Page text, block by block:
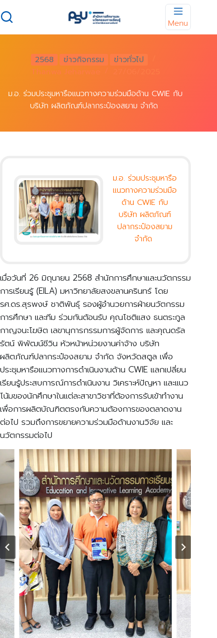
to
Menu
2568 ข่าวกิจกรรม
ข่าวทั่วไป
Thanwa Jeharwae
ม.อ. ร่วมประชุมหารือแนวทางความร่วมมือด้าน CWIE กับ
บริษัท ผลิตภัณฑ์ปลากระป๋องสยาม จำกัด
ม.อ. ร่วมประชุมหารือ
แนวทางความร่วมมือ
ด้าน CWIE กับ
บริษัท ผลิตภัณฑ์
ปลากระป๋องสยาม
จำกัด
เมื่อวันที่ 26 มิถุนายน 2568 สำนักการศึกษาและนวัตกรรม
การเรียนรู้ (EILA) มหาวิทยาลัยสงขลานครินทร์ โดย
รศ.ดร.สุรพงษ์ ชาติพันธุ์ รองผู้อำนวยการฝ่ายนวัตกรรม
การศึกษา และทีม ร่วมกันต้อนรับ คุณโชติแสง ธนตระกูล
กาญจนะโฆษิต เลขานุการกรรมการผู้จัดการ และคุณดรัล
รัตน์ พิพัฒน์ชีวิน หัวหน้าหน่วยงานค่าจ้าง บริษัท
ผลิตภัณฑ์ปลากระป๋องสยาม จำกัด จังหวัดสตูล เพื่อ
ประชุมหารือแนวทางการดำเนินงานด้าน CWIE แลกเปลี่ยน
เรียนรู้ประสบการณ์การดำเนินงาน วิเคราะห์ปัญหา และแนว
โน้มของนักศึกษาในแต่ละสาขาวิชาที่ต้องการรับเข้าทำงาน
เพื่อการผลิตบัณฑิตตรงกับความต้องการของตลาดงาน
ต่อไป รวมถึงการขยายความร่วมมือด้านงานวิจัย และ
นวัตกรรมต่อไป